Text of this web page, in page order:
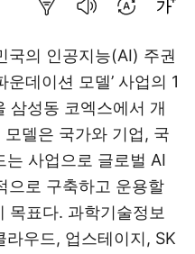
국의 인공지능(AI) 주권
데이션 모델’ 사업의 1
삼성동 코엑스에서 개
델은 국가와 기업, 국
는 사업으로 글로벌 AI
으로 구축하고 운용할
목표다. 과학기술정보
우드, 업스테이지, SK